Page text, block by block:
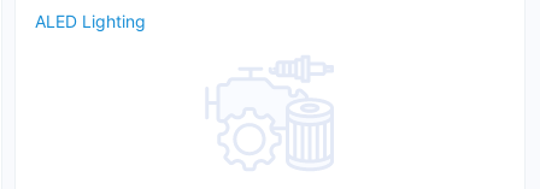
ALED Lighting